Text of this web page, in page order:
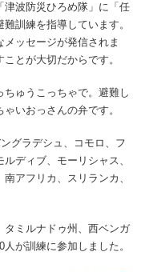
津波防災ひろめ隊」に「任
訓練を指導しています。
ッセージが発信されま
とが大切だからです。
ちゅうこっちゃで。避難し
いおっさんの弁です。
グラデシュ、コモロ、フ
ディブ、モーリシャス、
アフリカ、スリランカ、
タミルナドゥ州、西ベンガ
が訓練に参加しました。